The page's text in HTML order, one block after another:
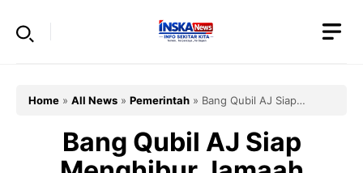
Home » All News » Pemerintah » Bang Qubil AJ Siap
Bang Qubil AJ Siap